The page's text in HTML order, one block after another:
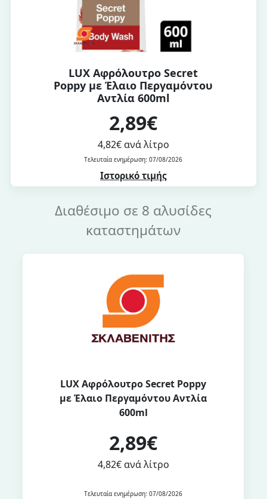
LUX Αφρόλουτρο Secret
Poppy με Έλαιο Περγαμόντου
Αντλία 600ml
2,89€
4,82€ ανά λίτρο
Τελευταία ενημέρωση: 07/08/2026
Ιστορικό τιμής
Διαθέσιμο σε 8 αλυσίδες
καταστημάτων
LUX Αφρόλουτρο Secret Poppy
με Έλαιο Περγαμόντου Αντλία
600ml
2,89€
4,82€ ανά λίτρο
Τελευταία ενημέρωση: 07/08/2026